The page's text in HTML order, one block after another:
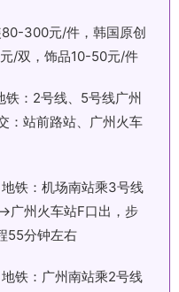
300元/件，韩国原创
/双，饰品10-50元/件
：2号线、5号线广州
：站前路站、广州火车
铁：机场南站乘3号线
广州火车站F口出，步
55分钟左右
铁：广州南站乘2号线